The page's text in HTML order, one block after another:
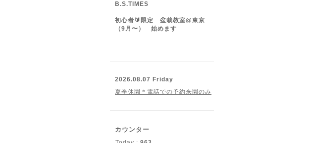
B.S.TIMES
初心者🔰限定 盆栽教室@東京
（9月〜） 始めます
2026.08.07 Friday
夏季休園＊電話での予約来園のみ
カウンター